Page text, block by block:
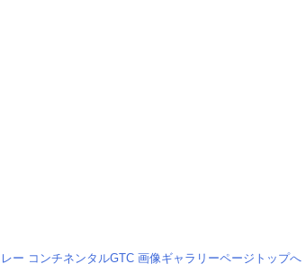
ー コンチネンタルGTC 画像ギャラリーページトップへ